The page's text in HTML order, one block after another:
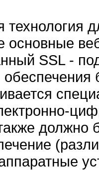
основные
SSL -